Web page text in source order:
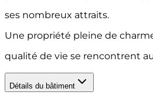
ses nombreux attraits.
Une propriété pleine de
qualité de vie se rencontrent
Détails du bâtiment